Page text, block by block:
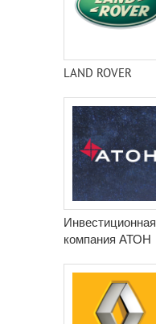
LAND ROVER
Инвестиционная
компания АТОН